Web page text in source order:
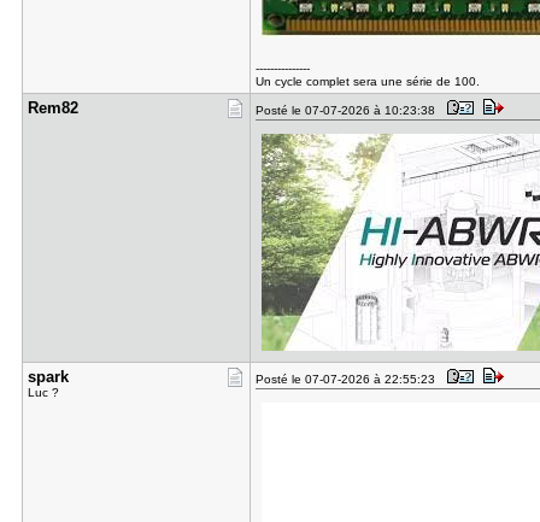
---------------
Un cycle complet sera une série de 100.
Rem82 Posté le 07-07-2026 à 10:23:38
spark
Luc ?
Posté le 07-07-2026 à 22:55:23